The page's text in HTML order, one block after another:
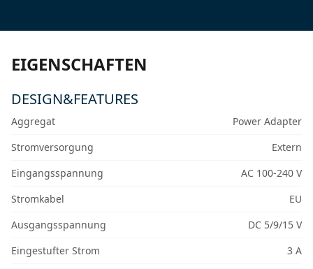
EIGENSCHAFTEN
DESIGN&FEATURES
Aggregat
Power Adapter
Stromversorgung
Extern
Eingangsspannung
AC 100-240 V
Stromkabel
EU
Ausgangsspannung
DC 5/9/15 V
Eingestufter Strom
3 A